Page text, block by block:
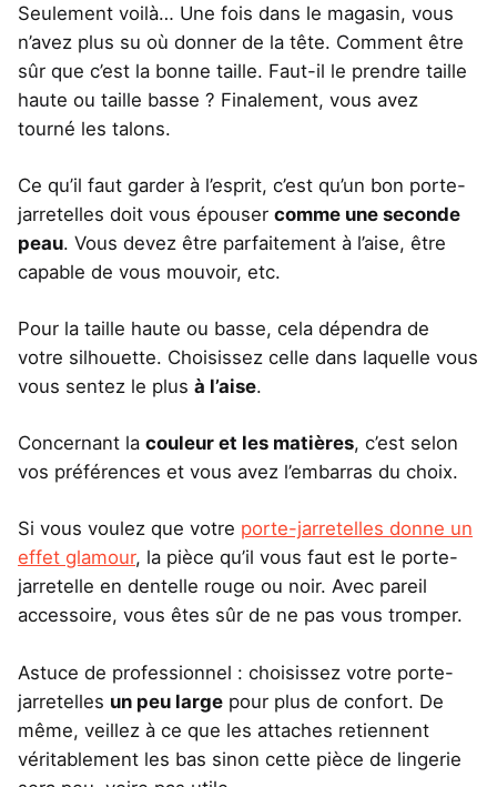
Seulement voilà… Une fois dans le magasin, vous
n’avez plus su où donner de la tête. Comment être
sûr que c’est la bonne taille. Faut-il le prendre taille
haute ou taille basse ? Finalement, vous avez
tourné les talons.
Ce qu’il faut garder à l’esprit, c’est qu’un bon porte-
jarretelles doit vous épouser comme une seconde
peau. Vous devez être parfaitement à l’aise, être
capable de vous mouvoir, etc.
Pour la taille haute ou basse, cela dépendra de
votre silhouette. Choisissez celle dans laquelle vous
vous sentez le plus à l’aise.
Concernant la couleur et les matières, c’est selon
vos préférences et vous avez l’embarras du choix.
Si vous voulez que votre porte-jarretelles donne un
effet glamour, la pièce qu’il vous faut est le porte-
jarretelle en dentelle rouge ou noir. Avec pareil
accessoire, vous êtes sûr de ne pas vous tromper.
Astuce de professionnel : choisissez votre porte-
jarretelles un peu large pour plus de confort. De
même, veillez à ce que les attaches retiennent
véritablement les bas sinon cette pièce de lingerie